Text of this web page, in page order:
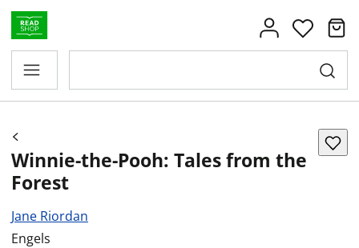
Winnie-the-Pooh: Tales from the
Forest
Jane Riordan
Engels